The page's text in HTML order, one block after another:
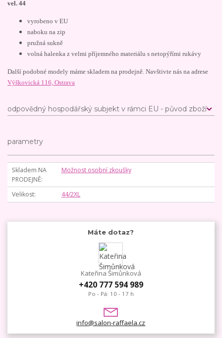
vel. 44
vyrobeno v EU
naboku na zip
pružná sukně
volná halenka z velmi příjemného materiálu s netopýřími rukávy
Další podobné modely máme skladem na prodejně. Navštivte nás na adrese
Výškovická 116, Ostrava
odpovědný hospodářský subjekt v rámci EU - původ zboží
parametry
Skladem NA
PRODEJNĚ
Možnost osobní zkoušky
Velikost 44/2XL
Máte dotaz?
Kateřina Šimůnková
+420 777 594 989
Po - Pá: 10 - 17 h
info@salon-raffaela.cz